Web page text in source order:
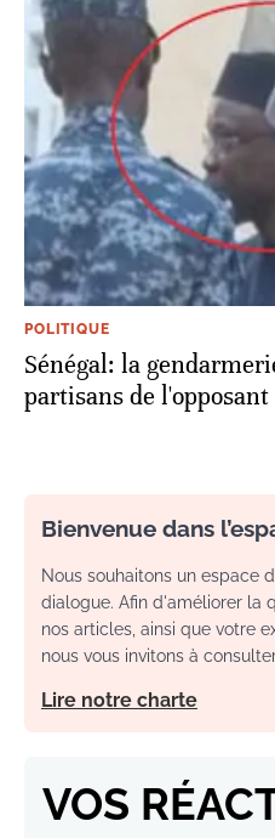
POLITIQUE
Sénégal: la
partisans de l'opposant
Bienvenue dans
Nous souhaitons un espace
dialogue. Afin d'améliorer la
nos articles, ainsi que votre
nous vous invitons à
Lire notre charte
VOS